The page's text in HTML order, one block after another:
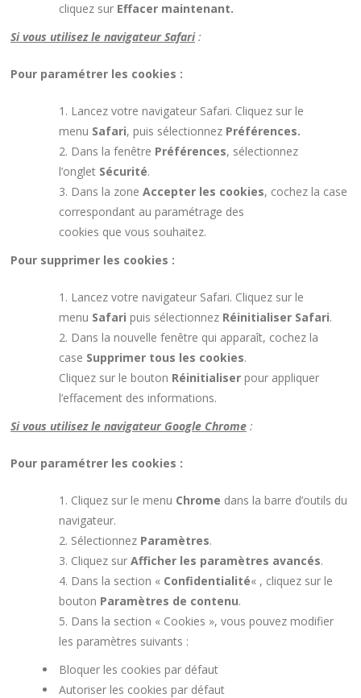
cliquez sur Effacer maintenant.
Si vous utilisez le navigateur Safari:
Pour paramétrer les cookies :
Lancez votre navigateur Safari. Cliquez sur le
menu Safari, puis sélectionnez Préférences.
Dans la fenêtre Préférences, sélectionnez
l’onglet Sécurité.
Dans la zone Accepter les cookies, cochez la case
correspondant au paramétrage des
cookies que vous souhaitez.
Pour supprimer les cookies :
Lancez votre navigateur Safari. Cliquez sur le
menu Safari puis sélectionnez Réinitialiser Safari.
Dans la nouvelle fenêtre qui apparaît, cochez la
case Supprimer tous les cookies.
Cliquez sur le bouton Réinitialiser pour appliquer
l’effacement des informations.
Si vous utilisez le navigateur Google Chrome :
Pour paramétrer les cookies :
Cliquez sur le menu Chrome dans la barre d’outils du
navigateur.
Sélectionnez Paramètres.
Cliquez sur Afficher les paramètres avancés.
Dans la section « Confidentialité« , cliquez sur le
bouton Paramètres de contenu.
Dans la section « Cookies », vous pouvez modifier
les paramètres suivants :
Bloquer les cookies par défaut
Autoriser les cookies par défaut